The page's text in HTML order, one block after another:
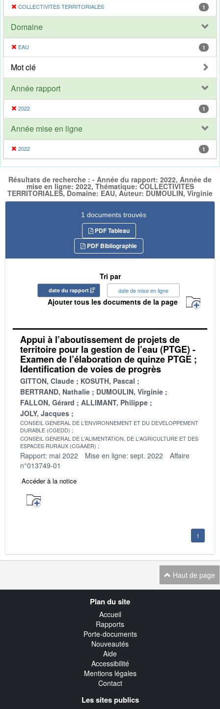
COLLECTIVITES TERRITORIALES 1
Domaine
EAU 1
Mot clé
Année rapport
2022 1
Année mise en ligne
2022 1
Résultats de recherche : - Année du rapport: 2022, Année de
mise en ligne: 2022, Thématique: COLLECTIVITES
TERRITORIALES, Domaine: EAU, Auteur: DUMOULIN, Virginie
1 documents trouvés
PDF Tableau
PDF Bibliographie
Tri par
date du rapport date de mise en ligne
Ajouter tous les documents de la page
Appui à l’aboutissement de projets de
territoire pour la gestion de l’eau (PTGE) -
Examen de l’élaboration de quinze PTGE ;
Identification de voies de progrès
GITTON, Claude
KOSUTH, Pascal
BERTRAND, Nathalie
DUMOULIN, Virginie
FALLON, Gérard
ALLIMANT, Philippe
JOLY, Jacques
CONSEIL GENERAL DE L'ENVIRONNEMENT ET DU DEVELOPPEMENT
DURABLE (CGEDD)
CONSEIL GENERAL DE L'ALIMENTATION, DE L'AGRICULTURE ET DES
ESPACES RURAUX (CGAAER)
Rapport: mai 2022 Mise en ligne: sept. 2022
Affaire
n°013749-01
Accéder à la notice
1
Haut de page
Plan du site
Accueil
Rapports
Porte-documents
Nouveautés
Aide
Accessibilité
Mentions légales
Contact
Les sites publics